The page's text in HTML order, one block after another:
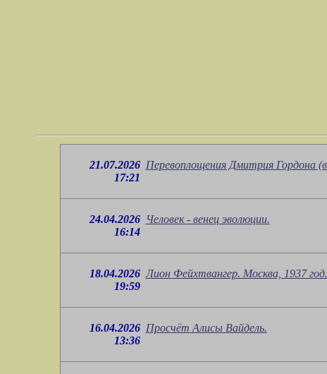
21.07.2026
17:21
Перевоплощения Дмитрия Гордона
24.04.2026
16:14
Человек - венец эволюции.
18.04.2026
19:59
Лион Фейхтвангер. Москва, 1937 год.
16.04.2026
13:36
Просчёт Алисы Вайдель.